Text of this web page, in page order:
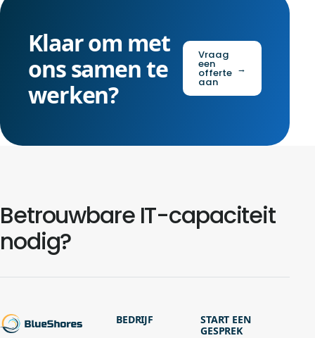
Klaar om met
ons samen te
werken?
Vraag
een
offerte
aan
→
Betrouwbare IT-capaciteit
nodig?
BEDRIJF
START EEN
GESPREK